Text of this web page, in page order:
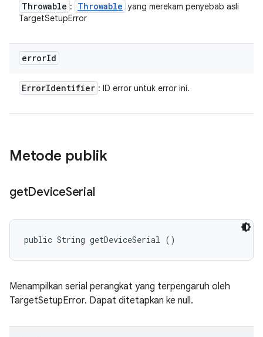
Throwable : Throwable yang merekam penyebab asli
TargetSetupError
errorId
ErrorIdentifier : ID error untuk error ini.
Metode publik
getDeviceSerial
public String getDeviceSerial ()
Menampilkan serial perangkat yang terpengaruh oleh
TargetSetupError. Dapat ditetapkan ke null.